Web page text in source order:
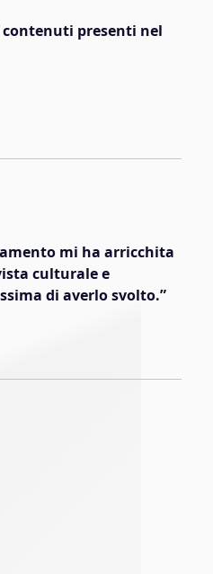
presenti nel
mi ha arricchita
culturale e
di averlo svolto.”